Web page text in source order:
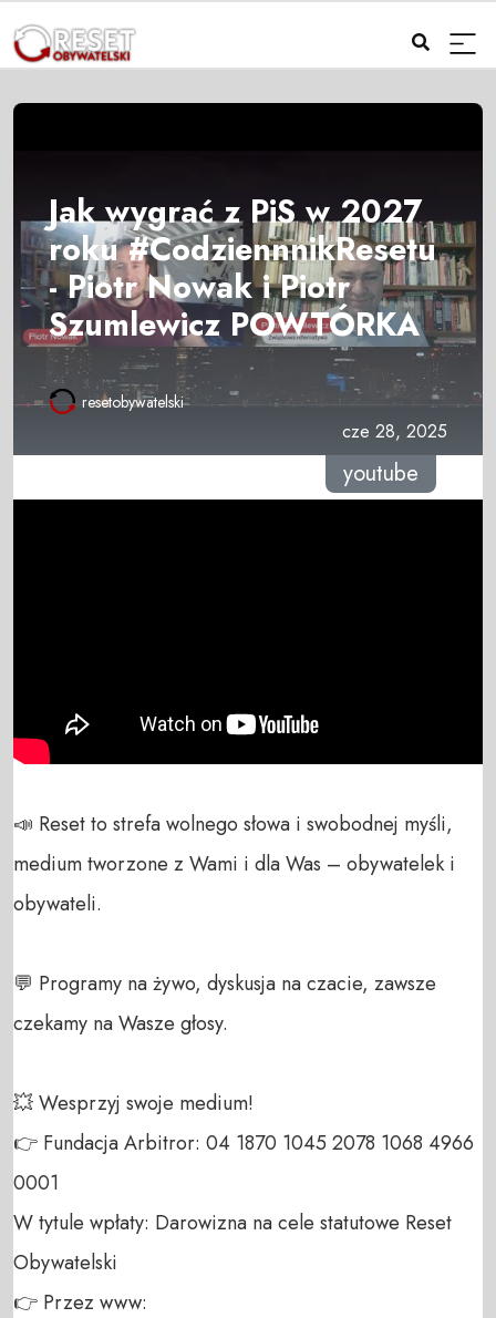
Jak wygrać z PiS w 2027
roku #CodziennnikResetu
- Piotr Nowak i Piotr
Szumlewicz POWTÓRKA
resetobywatelski
cze 28, 2025
youtube
📣 Reset to strefa wolnego słowa i swobodnej myśli,
medium tworzone z Wami i dla Was – obywatelek i
obywateli.
💬 Programy na żywo, dyskusja na czacie, zawsze
czekamy na Wasze głosy.
💥 Wesprzyj swoje medium!
👉 Fundacja Arbitror: 04 1870 1045 2078 1068 4966
0001
W tytule wpłaty: Darowizna na cele statutowe Reset
Obywatelski
👉 Przez www: